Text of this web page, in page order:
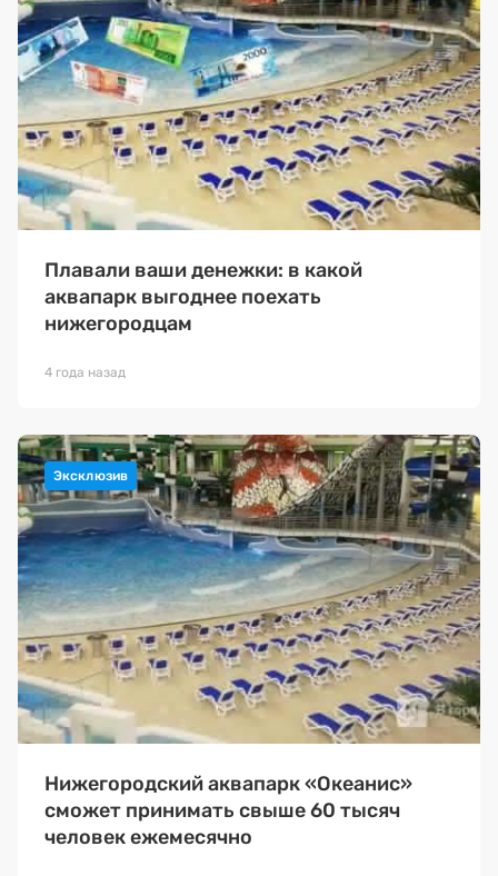
Плавали ваши денежки: в какой
аквапарк выгоднее поехать
нижегородцам
4 года назад
Нижегородский аквапарк «Океанис»
сможет принимать свыше 60 тысяч
человек ежемесячно